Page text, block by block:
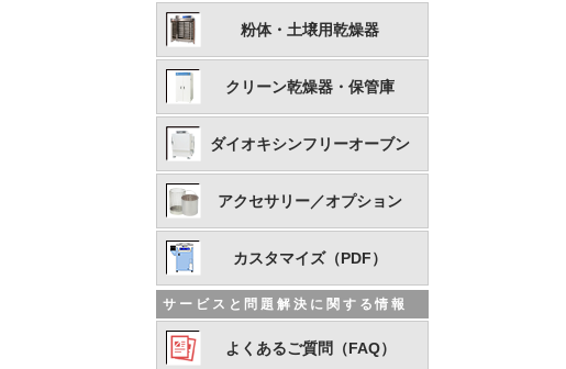
粉体・土壌用乾燥器
クリーン乾燥器・保管庫
ダイオキシンフリーオーブン
アクセサリー／オプション
カスタマイズ（PDF）
サービスと問題解決に関する情報
よくあるご質問（FAQ）